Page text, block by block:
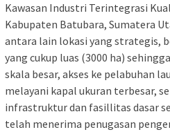
Kawasan Industri Terintegrasi
Kabupaten Batubara, Sumatera
antara lain lokasi yang strategis,
yang cukup luas (3000 ha)
skala besar, akses ke pelabuhan
melayani kapal ukuran terbesar,
infrastruktur dan fasillitas dasar
telah menerima penugasan